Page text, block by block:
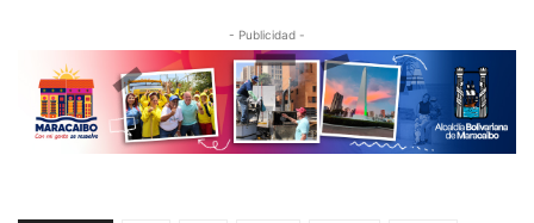
- Publicidad -